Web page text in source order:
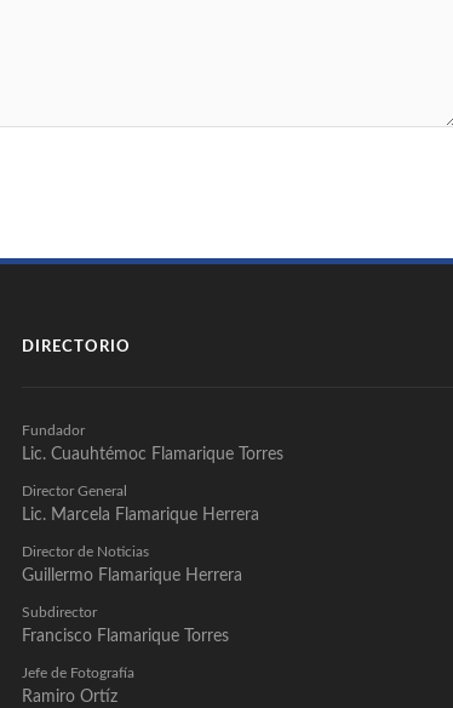
DIRECTORIO
Fundador
Lic. Cuauhtémoc Flamarique Torres
Director General
Lic. Marcela Flamarique Herrera
Director de Noticias
Guillermo Flamarique Herrera
Subdirector
Francisco Flamarique Torres
Jefe de Fotografía
Ramiro Ortíz